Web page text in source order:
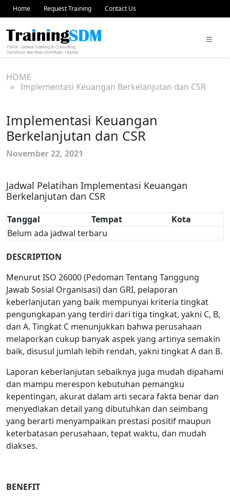
Home Request Training Contact Us
HOME
» Implementasi Keuangan Berkelanjutan dan CSR
Implementasi Keuangan
Berkelanjutan dan CSR
November 22, 2021
Jadwal Pelatihan Implementasi Keuangan
Berkelanjutan dan CSR
Tanggal Tempat
Kota
Belum ada jadwal terbaru
DESCRIPTION
Menurut ISO 26000 (Pedoman Tentang Tanggung
Jawab Sosial Organisasi) dan GRI, pelaporan
keberlanjutan yang baik mempunyai kriteria tingkat
pengungkapan yang terdiri dari tiga tingkat, yakni C, B,
dan A. Tingkat C menunjukkan bahwa perusahaan
melaporkan cukup banyak aspek yang artinya semakin
baik, disusul jumlah lebih rendah, yakni tingkat A dan B.
Laporan keberlanjutan sebaiknya juga mudah dipahami
dan mampu merespon kebutuhan pemangku
kepentingan, akurat dalam arti secara fakta benar dan
menyediakan detail yang dibutuhkan dan seimbang
yang berarti menyampaikan prestasi positif maupun
keterbatasan perusahaan, tepat waktu, dan mudah
diakses.
BENEFIT